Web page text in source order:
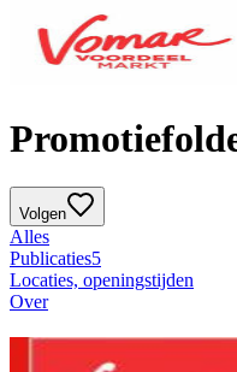
Volgen
Alles
Publicaties5
Locaties, openingstijden
Over